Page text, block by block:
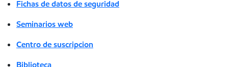
Fichas de datos de seguridad
Seminarios web
Centro de suscripcion
Biblioteca